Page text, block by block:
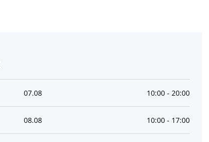
07.08 10:00 - 20:00
08.08 10:00 - 17:00